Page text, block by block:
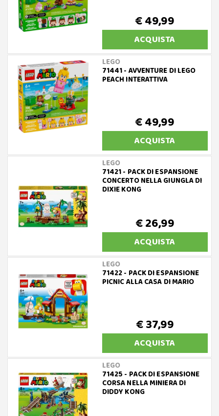
€ 49,99
ACQUISTA
LEGO
71441 - AVVENTURE DI LEGO
PEACH INTERATTIVA
€ 49,99
ACQUISTA
LEGO
71421 - PACK DI ESPANSIONE
CONCERTO NELLA GIUNGLA DI
DIXIE KONG
€ 26,99
ACQUISTA
LEGO
71422 - PACK DI ESPANSIONE
PICNIC ALLA CASA DI MARIO
€ 37,99
ACQUISTA
LEGO
71425 - PACK DI ESPANSIONE
CORSA NELLA MINIERA DI
DIDDY KONG